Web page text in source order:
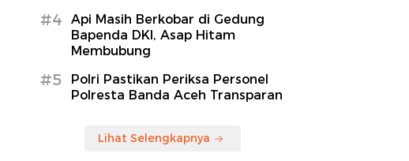
#4
Api Masih Berkobar di Gedung
Bapenda DKI, Asap Hitam
Membubung
#5
Polri Pastikan Periksa Personel
Polresta Banda Aceh Transparan
Lihat Selengkapnya